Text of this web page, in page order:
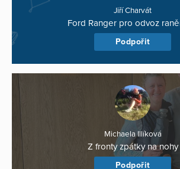
Jiří Charvát
Ford Ranger pro odvoz
Podpořit
Michaela Illíková
Z fronty zpátky na nohy
Podpořit